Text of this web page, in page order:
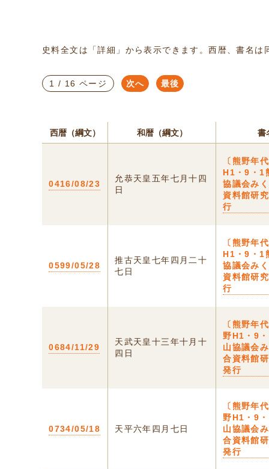
史料全文は「詳細」から表示できます。西暦、書名
1 / 16 ページ 次へ 最後
西暦（綱文） 和暦（綱文） 書
0416/08/23
允恭天皇五年七月十四
日
〔熊野年
H1・9・1
協議会み
資料館研
行
0599/05/28
推古天皇七年四月二十
七日
〔熊野年
H1・9・1
協議会み
資料館研
行
0684/11/29
天武天皇十三年十月十
四日
〔熊野年
野H1・9
山協議会
合資料館
発行
0734/05/18 天平六年四月七日
〔熊野年
野H1・9
山協議会
合資料館
発行